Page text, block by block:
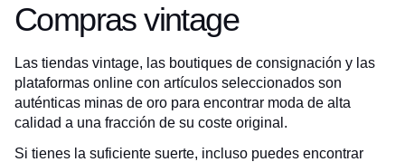
Compras vintage
Las tiendas vintage, las boutiques de consignación y las
plataformas online con artículos seleccionados son
auténticas minas de oro para encontrar moda de alta
calidad a una fracción de su coste original.
Si tienes la suficiente suerte, incluso puedes encontrar